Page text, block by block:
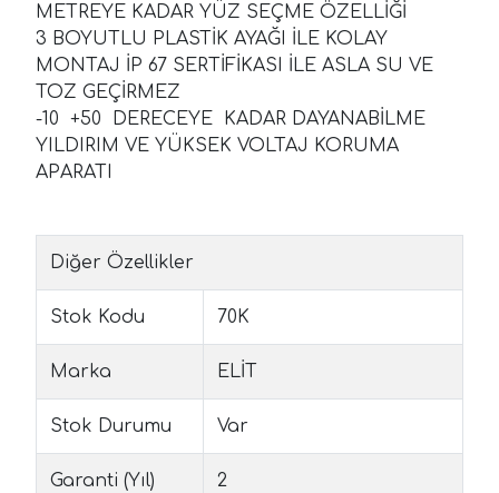
METREYE KADAR YÜZ SEÇME ÖZELLİĞİ
3 BOYUTLU PLASTİK AYAĞI İLE KOLAY
MONTAJ İP 67 SERTİFİKASI İLE ASLA SU VE
TOZ GEÇİRMEZ
-10 +50 DERECEYE KADAR DAYANABİLME
YILDIRIM VE YÜKSEK VOLTAJ KORUMA
APARATI
Diğer Özellikler
Stok Kodu 70K
Marka ELİT
Stok Durumu Var
Garanti (Yıl) 2